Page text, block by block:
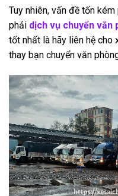
Tuy nhiên, vấn đề tốn
phải dịch vụ chuyển văn
tốt nhất là hãy liên hệ
thay bạn chuyển văn